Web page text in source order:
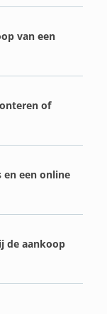
van een
of
en een online
de aankoop